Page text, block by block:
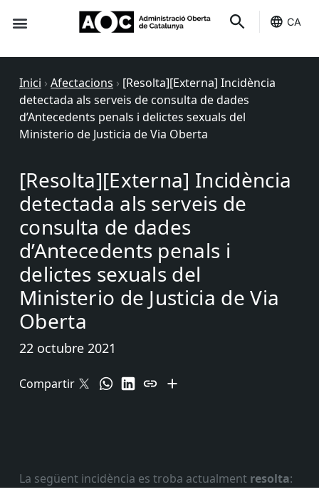
CA
Inici › Afectacions › [Resolta][Externa] Incidència
detectada als serveis de consulta de dades
d’Antecedents penals i delictes sexuals del
Ministerio de Justicia de Via Oberta
[Resolta][Externa] Incidència
detectada als serveis de
consulta de dades
d’Antecedents penals i
delictes sexuals del
Ministerio de Justicia de Via
Oberta
22 octubre 2021
Compartir
La següent incidència es troba actualment resolta: